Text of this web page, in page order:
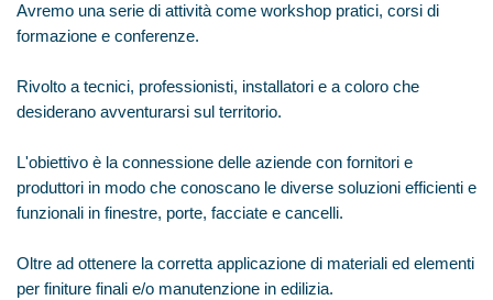
Avremo una serie di attività come workshop pratici, corsi di
formazione e conferenze.
Rivolto a tecnici, professionisti, installatori e a coloro che
desiderano avventurarsi sul territorio.
L'obiettivo è la connessione delle aziende con fornitori e
produttori in modo che conoscano le diverse soluzioni efficienti e
funzionali in finestre, porte, facciate e cancelli.
Oltre ad ottenere la corretta applicazione di materiali ed elementi
per finiture finali e/o manutenzione in edilizia.